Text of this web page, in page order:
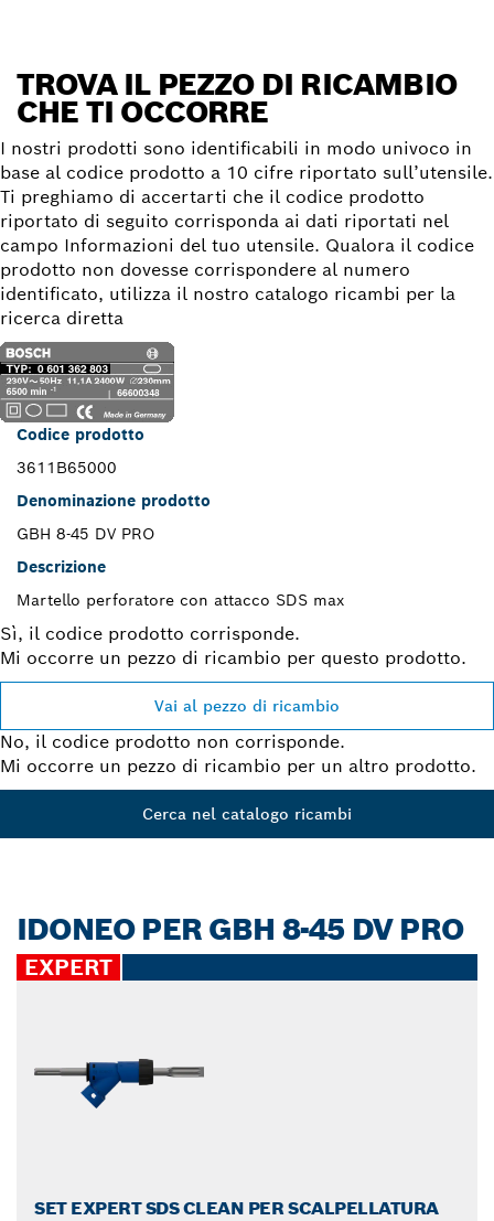
TROVA IL PEZZO DI RICAMBIO
CHE TI OCCORRE
I nostri prodotti sono identificabili in modo univoco in
base al codice prodotto a 10 cifre riportato sull’utensile.
Ti preghiamo di accertarti che il codice prodotto
riportato di seguito corrisponda ai dati riportati nel
campo Informazioni del tuo utensile. Qualora il codice
prodotto non dovesse corrispondere al numero
identificato, utilizza il nostro catalogo ricambi per la
ricerca diretta
Codice prodotto
3611B65000
Denominazione prodotto
GBH 8-45 DV PRO
Descrizione
Martello perforatore con attacco SDS max
Sì, il codice prodotto corrisponde.
Mi occorre un pezzo di ricambio per questo prodotto.
Vai al pezzo di ricambio
No, il codice prodotto non corrisponde.
Mi occorre un pezzo di ricambio per un altro prodotto.
Cerca nel catalogo ricambi
IDONEO PER GBH 8-45 DV PRO
EXPERT
SET EXPERT SDS CLEAN PER SCALPELLATURA